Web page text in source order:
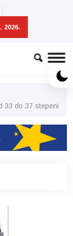
2026.
33 do 37 stepeni